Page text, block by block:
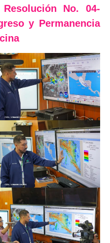
Resolución No. 04-
y Permanencia